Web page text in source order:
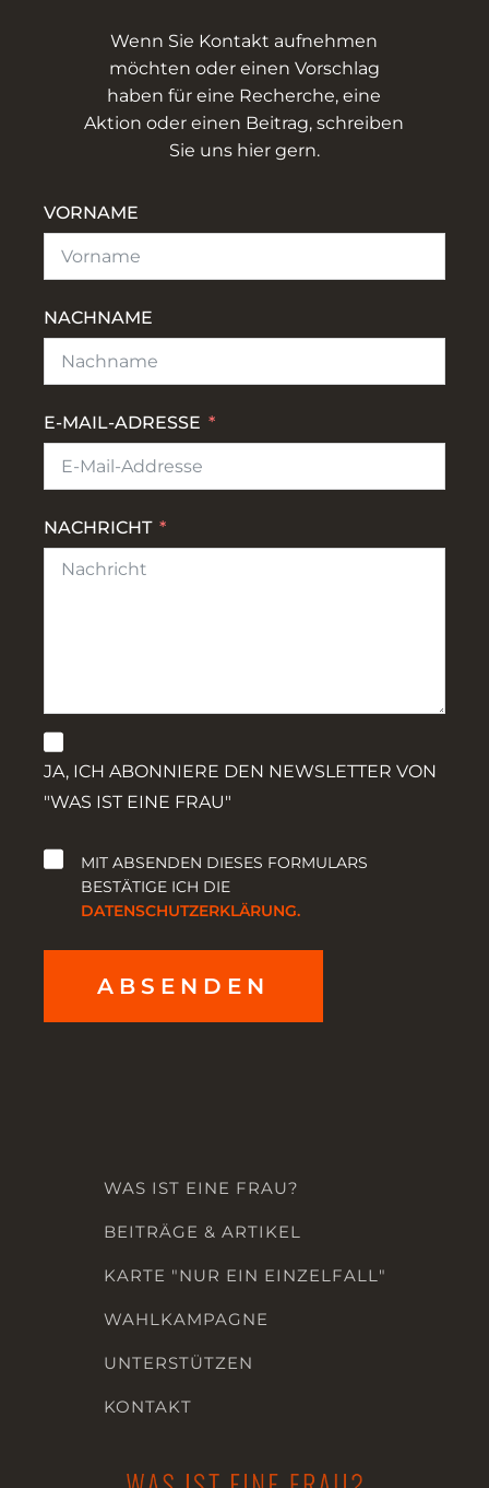
Wenn Sie Kontakt aufnehmen
möchten oder einen Vorschlag
haben für eine Recherche, eine
Aktion oder einen Beitrag, schreiben
Sie uns hier gern.
VORNAME
NACHNAME
E-MAIL-ADRESSE
NACHRICHT
JA, ICH ABONNIERE DEN NEWSLETTER VON
"WAS IST EINE FRAU"
MIT ABSENDEN DIESES FORMULARS
BESTÄTIGE ICH DIE
DATENSCHUTZERKLÄRUNG.
ABSENDEN
WAS IST EINE FRAU?
BEITRÄGE & ARTIKEL
KARTE "NUR EIN EINZELFALL"
WAHLKAMPAGNE
UNTERSTÜTZEN
KONTAKT